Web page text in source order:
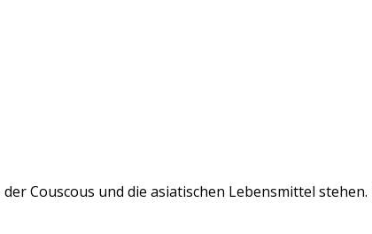
Couscous und die asiatischen Lebensmittel